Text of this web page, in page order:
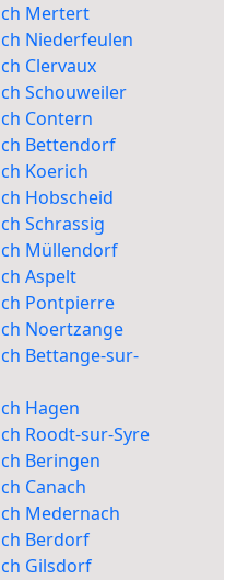
Mertert
Niederfeulen
Clervaux
Schouweiler
Contern
Bettendorf
Koerich
Hobscheid
Schrassig
Müllendorf
Aspelt
Pontpierre
Noertzange
Bettange-sur-
Hagen
Roodt-sur-Syre
Beringen
Canach
Medernach
Berdorf
Gilsdorf